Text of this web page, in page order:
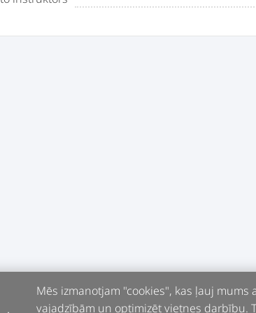
Mēs izmanotjam "cookies", kas ļauj
vajadzībām un optimizēt vietnes darbību.